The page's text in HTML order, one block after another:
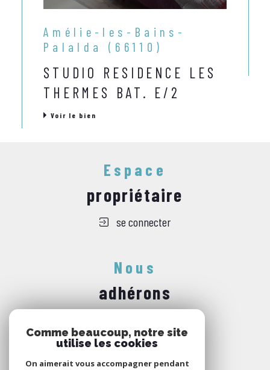
Amélie-les-Bains-
Palalda (66110)
STUDIO RESIDENCE LES
THERMES BAT. E/2
Voir le bien
Espace
propriétaire
se connecter
Nous
adhérons
Comme beaucoup, notre site
utilise les cookies
On aimerait vous accompagner pendant